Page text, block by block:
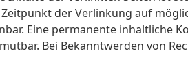
der Verlinkung auf
Eine permanente inhaltliche
Bei Bekanntwerden von